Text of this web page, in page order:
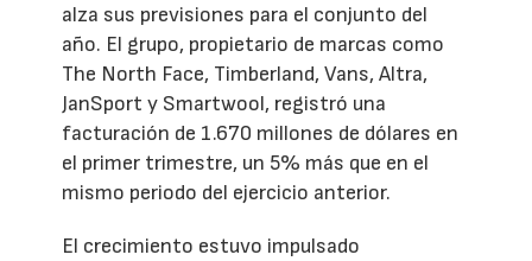
alza sus previsiones para el conjunto del
año. El grupo, propietario de marcas como
The North Face, Timberland, Vans, Altra,
JanSport y Smartwool, registró una
facturación de 1.670 millones de dólares en
el primer trimestre, un 5% más que en el
mismo periodo del ejercicio anterior.
El crecimiento estuvo impulsado